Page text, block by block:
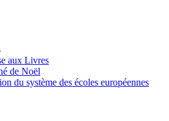
aux Livres
de Noël
du système des écoles européennes